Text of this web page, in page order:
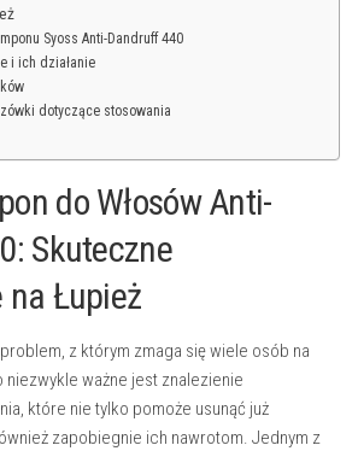
Syoss Anti-Dandruff 440
i ich działanie
dotyczące stosowania
do Włosów Anti-
Skuteczne
na Łupież
z którym zmaga się wiele osób na
niezwykle ważne jest znalezienie
które nie tylko pomoże usunąć już
zapobiegnie ich nawrotom. Jednym z